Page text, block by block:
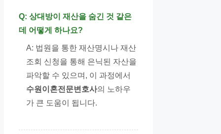
Q: 상대방이 재산을 숨긴 것 같은
데 어떻게 하나요?
A: 법원을 통한 재산명시나 재산
조회 신청을 통해 은닉된 자산을
파악할 수 있으며, 이 과정에서
수원이혼전문변호사의 노하우
가 큰 도움이 됩니다.